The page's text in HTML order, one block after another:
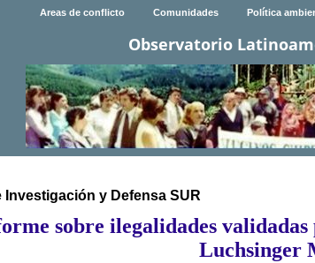
Areas de conflicto Comunidades Política
Observatorio
Investigación y Defensa SUR
sobre ilegalidades
Luchsinger